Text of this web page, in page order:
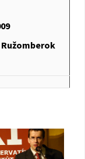
Ružomberok